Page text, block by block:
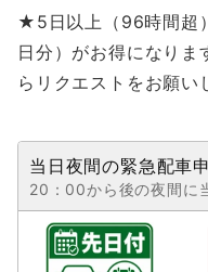
★5日以上（96時間超
日分）がお得になりま
らリクエストをお願い
当日夜間の緊急配車
20：00から後の夜間に